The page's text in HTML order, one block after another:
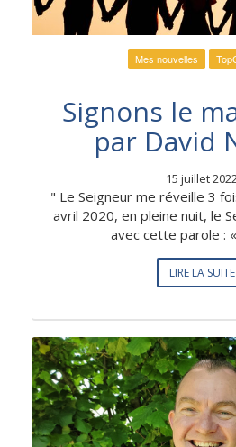
Mes nouvelles
Signons le
par David
15 juillet
" Le Seigneur me réveille 3
avril 2020, en pleine nuit, le
avec cette parole :
LIRE LA SUITE